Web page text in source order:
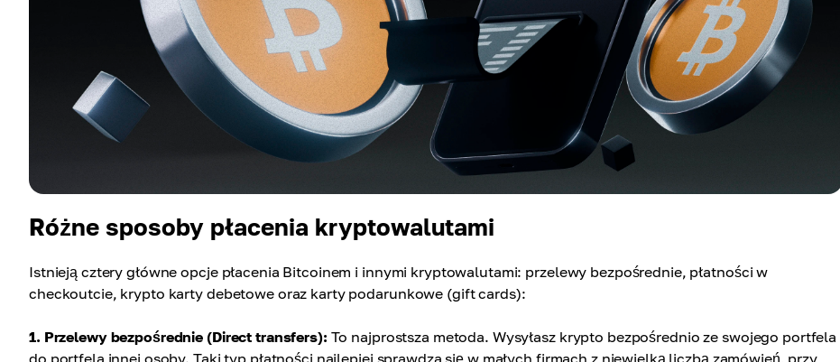
Różne sposoby płacenia kryptowalutami
Istnieją cztery główne opcje płacenia Bitcoinem i innymi kryptowalutami: przelewy bezpośrednie, płatności w
checkoutcie, krypto karty debetowe oraz karty podarunkowe (gift cards):
1. Przelewy bezpośrednie (Direct transfers): To najprostsza metoda. Wysyłasz krypto bezpośrednio ze swojego portfela